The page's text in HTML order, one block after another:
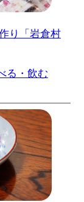
り「岩倉村
る・飲む